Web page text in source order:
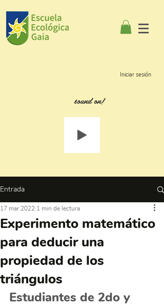
Iniciar sesión
sound on!
Entrada
Experimento matemático
para deducir una
propiedad de los
triángulos
17 mar 2022 1 min de lectura
Estudiantes de 2do y